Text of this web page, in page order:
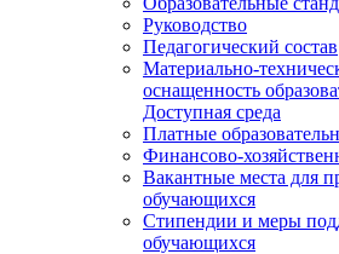
Руководство
Педагогический состав
Материально-
оснащенность
Доступная среда
Платные
Финансово-
Вакантные места для
обучающихся
Стипендии и меры
обучающихся